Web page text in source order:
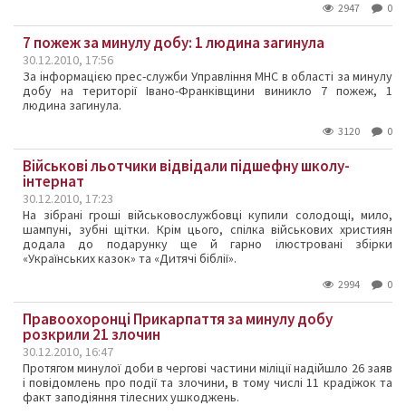
2947 0
7 пожеж за минулу добу: 1 людина загинула
30.12.2010, 17:56
За інформацією прес-служби Управління МНС в області за минулу
добу на території Івано-Франківщини виникло 7 пожеж, 1
людина загинула.
3120 0
Військові льотчики відвідали підшефну школу-
інтернат
30.12.2010, 17:23
На зібрані гроші військовослужбовці купили солодощі, мило,
шампуні, зубні щітки. Крім цього, спілка військових християн
додала до подарунку ще й гарно ілюстровані збірки
«Українських казок» та «Дитячі біблії».
2994 0
Правоохоронці Прикарпаття за минулу добу
розкрили 21 злочин
30.12.2010, 16:47
Протягом минулої доби в чергові частини міліції надійшло 26 заяв
і повідомлень про події та злочини, в тому числі 11 крадіжок та
факт заподіяння тілесних ушкоджень.